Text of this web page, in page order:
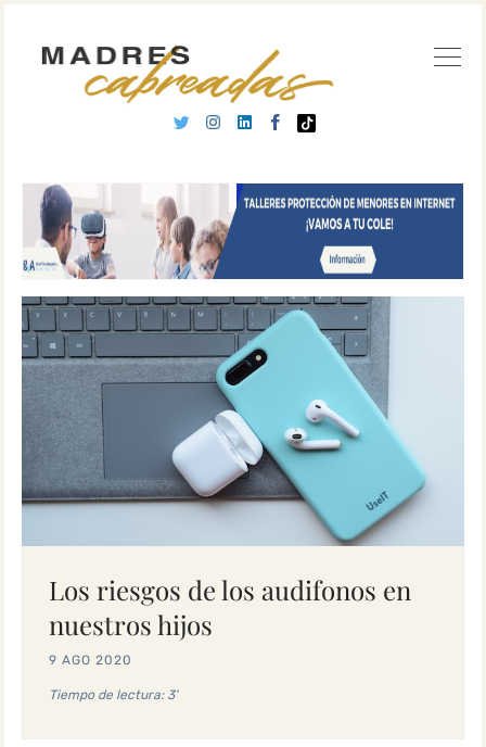
Los riesgos de los audifonos en
nuestros hijos
9 AGO 2020
Tiempo de lectura: 3'